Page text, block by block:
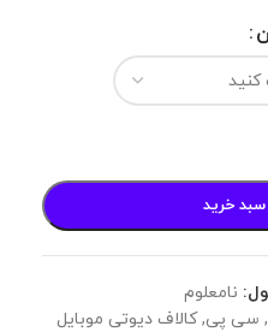
سبد خرید
نامعلوم
, سی پی, کالاف دیوتی موبایل